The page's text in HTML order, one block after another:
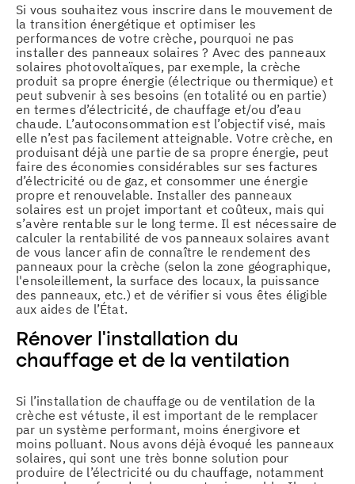
Si vous souhaitez vous inscrire dans le mouvement de
la transition énergétique et optimiser les
performances de votre crèche, pourquoi ne pas
installer des panneaux solaires ? Avec des panneaux
solaires photovoltaïques, par exemple, la crèche
produit sa propre énergie (électrique ou thermique) et
peut subvenir à ses besoins (en totalité ou en partie)
en termes d’électricité, de chauffage et/ou d’eau
chaude. L’autoconsommation est l’objectif visé, mais
elle n’est pas facilement atteignable. Votre crèche, en
produisant déjà une partie de sa propre énergie, peut
faire des économies considérables sur ses factures
d’électricité ou de gaz, et consommer une énergie
propre et renouvelable. Installer des panneaux
solaires est un projet important et coûteux, mais qui
s’avère rentable sur le long terme. Il est nécessaire de
calculer la rentabilité de vos panneaux solaires avant
de vous lancer afin de connaître le rendement des
panneaux pour la crèche (selon la zone géographique,
l'ensoleillement, la surface des locaux, la puissance
des panneaux, etc.) et de vérifier si vous êtes éligible
aux aides de l’État.
Rénover l’installation du
chauffage et de la ventilation
Si l’installation de chauffage ou de ventilation de la
crèche est vétuste, il est important de le remplacer
par un système performant, moins énergivore et
moins polluant. Nous avons déjà évoqué les panneaux
solaires, qui sont une très bonne solution pour
produire de l’électricité ou du chauffage, notamment